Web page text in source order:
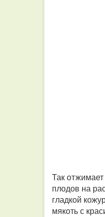
Так
плодов на
гладкой
мякоть с